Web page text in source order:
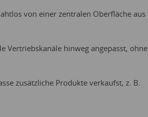
von einer zentralen Oberfläche aus
Vertriebskanäle hinweg angepasst, ohne
zusätzliche Produkte verkaufst, z. B.